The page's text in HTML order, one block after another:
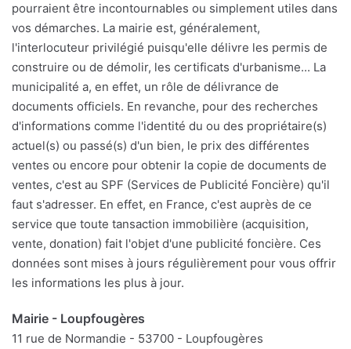
pourraient être incontournables ou simplement utiles dans
vos démarches. La mairie est, généralement,
l'interlocuteur privilégié puisqu'elle délivre les permis de
construire ou de démolir, les certificats d'urbanisme... La
municipalité a, en effet, un rôle de délivrance de
documents officiels. En revanche, pour des recherches
d'informations comme l'identité du ou des propriétaire(s)
actuel(s) ou passé(s) d'un bien, le prix des différentes
ventes ou encore pour obtenir la copie de documents de
ventes, c'est au SPF (Services de Publicité Foncière) qu'il
faut s'adresser. En effet, en France, c'est auprès de ce
service que toute tansaction immobilière (acquisition,
vente, donation) fait l'objet d'une publicité foncière. Ces
données sont mises à jours régulièrement pour vous offrir
les informations les plus à jour.
Mairie - Loupfougères
11 rue de Normandie - 53700 - Loupfougères